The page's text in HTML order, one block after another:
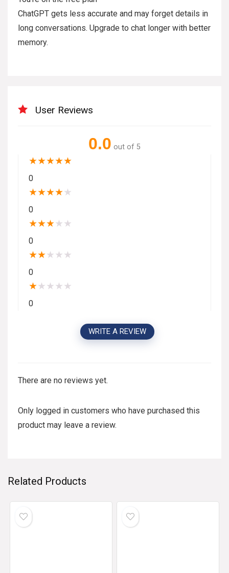
ChatGPT gets less accurate and may forget details in
long conversations. Upgrade to chat longer with better
memory.
User Reviews
0.0 out of 5
★★★★★
0
★★★★★
0
★★★★ ★
0
★★★ ★ ★
0
★★ ★ ★ ★
0
WRITE A REVIEW
There are no reviews yet.
Only logged in customers who have purchased this
product may leave a review.
Related Products